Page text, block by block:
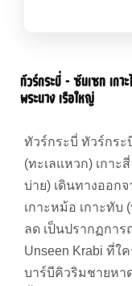
ทัวร์กระบี่ – ซันเซท เกา
พระนาง เรือใหญ่
ทัวร์กระบี่ ทัวร์กระ
(ทะเลแหวก) เกาะ
บ่าย) เดินทางออก
เกาะหม้อ เกาะทับ
ลด เป็นปรากฏกา
Unseen Krabi ที่ใ
บาร์บีคิวริมชายหา